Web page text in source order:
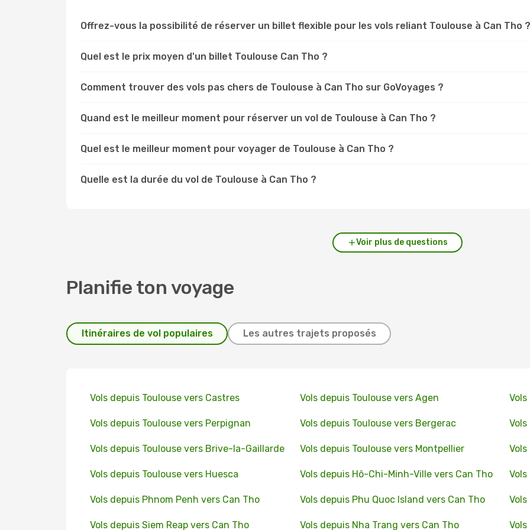
Offrez-vous la possibilité de réserver un billet flexible pour les vols reliant Toulouse à Can Tho ?
Quel est le prix moyen d'un billet Toulouse Can Tho ?
Comment trouver des vols pas chers de Toulouse à Can Tho sur GoVoyages ?
Quand est le meilleur moment pour réserver un vol de Toulouse à Can Tho ?
Quel est le meilleur moment pour voyager de Toulouse à Can Tho ?
Quelle est la durée du vol de Toulouse à Can Tho ?
Voir plus de questions
Planifie ton voyage
Itinéraires de vol populaires Les autres trajets proposés
Vols depuis Toulouse vers Castres Vols depuis Toulouse vers Agen
Vols depuis Toulouse vers Perpignan Vols depuis Toulouse vers Bergerac
Vols depuis Toulouse vers Brive-la-Gaillarde Vols depuis Toulouse vers Montpellier
Vols depuis Toulouse vers Huesca Vols depuis Hô-Chi-Minh-Ville vers Can Tho
Vols depuis Phnom Penh vers Can Tho Vols depuis Phu Quoc Island vers Can Tho
Vols depuis Siem Reap vers Can Tho Vols depuis Nha Trang vers Can Tho